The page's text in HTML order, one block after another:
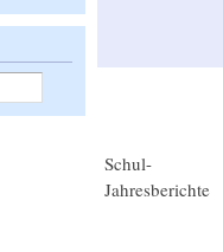
Schul-
Jahresberichte